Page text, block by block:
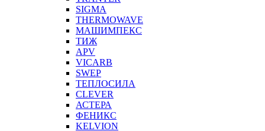
SIGMA
THERMOWAVE
МАШИМПЕКС
ТИЖ
APV
VICARB
SWEP
ТЕПЛОСИЛА
CLEVER
АСТЕРА
ФЕНИКС
KELVION